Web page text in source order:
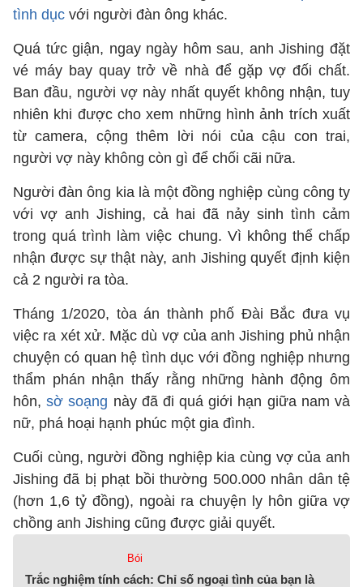
tình dục với người đàn ông khác.
Quá tức giận, ngay ngày hôm sau, anh Jishing đặt
vé máy bay quay trở về nhà để gặp vợ đối chất.
Ban đầu, người vợ này nhất quyết không nhận, tuy
nhiên khi được cho xem những hình ảnh trích xuất
từ camera, cộng thêm lời nói của cậu con trai,
người vợ này không còn gì để chối cãi nữa.
Người đàn ông kia là một đồng nghiệp cùng công ty
với vợ anh Jishing, cả hai đã nảy sinh tình cảm
trong quá trình làm việc chung. Vì không thể chấp
nhận được sự thật này, anh Jishing quyết định kiện
cả 2 người ra tòa.
Tháng 1/2020, tòa án thành phố Đài Bắc đưa vụ
việc ra xét xử. Mặc dù vợ của anh Jishing phủ nhận
chuyện có quan hệ tình dục với đồng nghiệp nhưng
thẩm phán nhận thấy rằng những hành động ôm
hôn,sờ soạng này đã đi quá giới hạn giữa nam và
nữ, phá hoại hạnh phúc một gia đình.
Cuối cùng, người đồng nghiệp kia cùng vợ của anh
Jishing đã bị phạt bồi thường 500.000 nhân dân tệ
(hơn 1,6 tỷ đồng), ngoài ra chuyện ly hôn giữa vợ
chồng anh Jishing cũng được giải quyết.
Bói
Trắc nghiệm tính cách: Chỉ số ngoại tình của bạn là